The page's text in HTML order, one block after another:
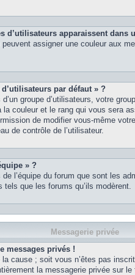
d’utilisateurs apparaissent dans
assigner une couleur aux
par défaut » ?
groupe d’utilisateurs, votre
couleur et le rang qui vous sera
de modifier vous-même
de contrôle de l’utilisateur.
» ?
l’équipe du forum que sont les
que les forums qu’ils modèrent.
Messagerie privée
messages privés !
cause ; soit vous n’êtes pas
la messagerie privée sur